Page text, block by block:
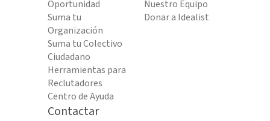
Oportunidad
Suma tu
Organización
Suma tu Colectivo
Ciudadano
Herramientas para
Reclutadores
Centro de Ayuda
Nuestro Equipo
Donar a Idealist
Contactar